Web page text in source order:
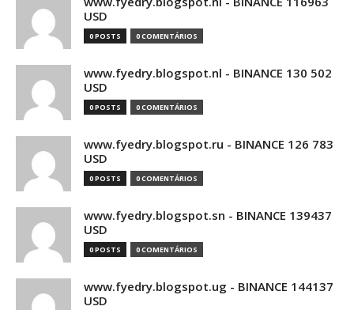
USD
0 POSTS 0 COMENTÁRIOS
www.fyedry.blogspot.nl - BINANCE 130 502
USD
0 POSTS 0 COMENTÁRIOS
www.fyedry.blogspot.ru - BINANCE 126 783
USD
0 POSTS 0 COMENTÁRIOS
www.fyedry.blogspot.sn - BINANCE 139437
USD
0 POSTS 0 COMENTÁRIOS
www.fyedry.blogspot.ug - BINANCE 144137
USD